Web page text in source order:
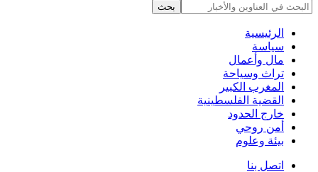
الرئيسية
سياسة
مال وأعمال
تراث وسياحة
المغرب الكبير
القضية الفلسطينية
خارج الحدود
أمن روحي
بيئة وعلوم
اتصل بنا